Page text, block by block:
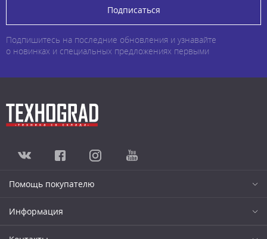
Подписаться
Подпишитесь на последние обновления и узнавайте
о новинках и специальных предложениях первыми
Помощь покупателю
Информация